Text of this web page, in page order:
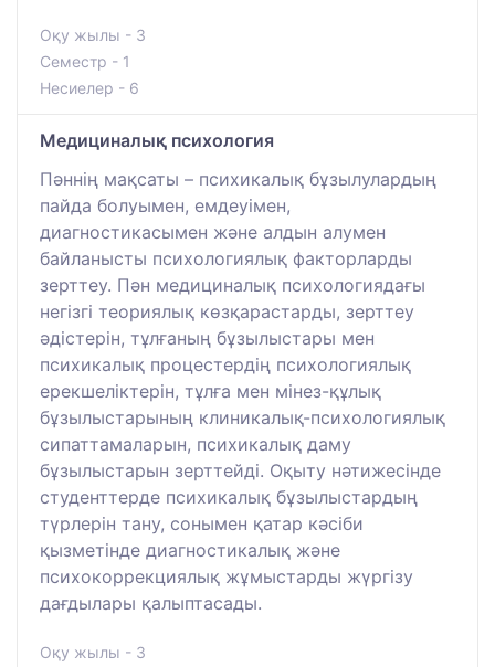
Оқу жылы - 3
Семестр - 1
Несиелер - 6
Медициналық психология
Пәннің мақсаты – психикалық бұзылулардың
пайда болуымен, емдеуімен,
диагностикасымен және алдын алумен
байланысты психологиялық факторларды
зерттеу. Пән медициналық психологиядағы
негізгі теориялық көзқарастарды, зерттеу
әдістерін, тұлғаның бұзылыстары мен
психикалық процестердің психологиялық
ерекшеліктерін, тұлға мен мінез-құлық
бұзылыстарының клиникалық-психологиялық
сипаттамаларын, психикалық даму
бұзылыстарын зерттейді. Оқыту нәтижесінде
студенттерде психикалық бұзылыстардың
түрлерін тану, сонымен қатар кәсіби
қызметінде диагностикалық және
психокоррекциялық жұмыстарды жүргізу
дағдылары қалыптасады.
Оқу жылы - 3